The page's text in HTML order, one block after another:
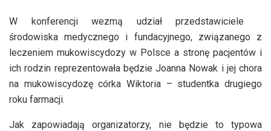
W konferencji wezmą udział przedstawiciele
środowiska medycznego i fundacyjnego, związanego z
leczeniem mukowiscydozy w Polsce a stronę pacjentów i
ich rodzin reprezentowała będzie Joanna Nowak i jej chora
na mukowiscydozę córka Wiktoria – studentka drugiego
roku farmacji.
Jak zapowiadają organizatorzy, nie będzie to typowa